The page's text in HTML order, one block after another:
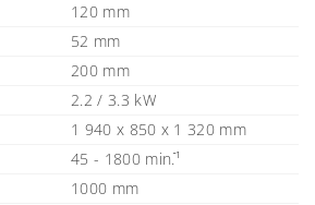
120 mm
52 mm
200 mm
2.2 / 3.3 kW
1 940 x 850 x 1 320 mm
45 - 1800 min.ֿ¹
1000 mm